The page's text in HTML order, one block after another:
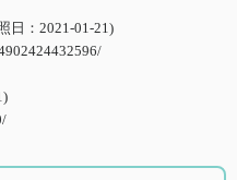
日：2021-01-21)